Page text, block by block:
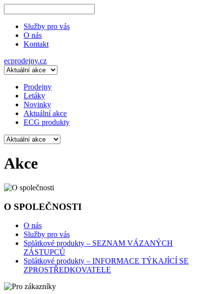
Služby pro vás
O nás
Kontakt
ecprodejny.cz
Prodejny
Letáky
Novinky
Aktuální akce
ECG produkty
Akce
O SPOLEČNOSTI
O nás
Služby pro vás
Splátkové produkty – SEZNAM VÁZANÝCH
ZÁSTUPCŮ
Splátkové produkty – INFORMACE TÝKAJÍCÍ SE
ZPROSTŘEDKOVATELE